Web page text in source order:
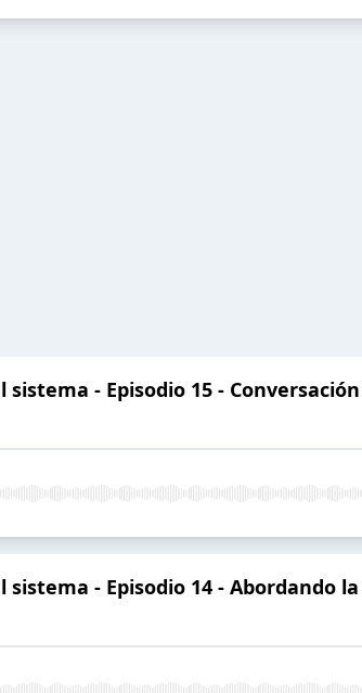
sistema - Episodio 15 -
sistema - Episodio 14 - Abordando